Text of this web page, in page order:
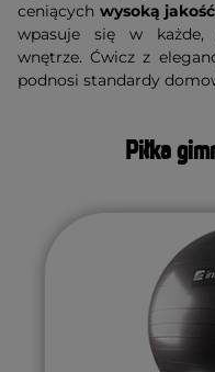
ceniących wysoką jakość
wpasuje się w każde,
wnętrze. Ćwicz z
podnosi standardy
Piłka